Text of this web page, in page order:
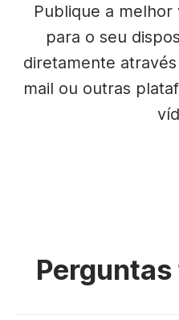
Publique a
para o seu
diretamente
mail ou outras